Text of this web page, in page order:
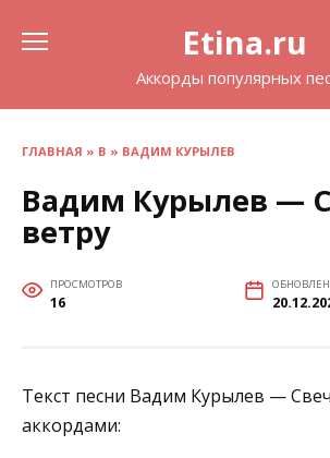
Etina.ru
Аккорды популярных
ГЛАВНАЯ » В » ВАДИМ КУРЫЛЕВ
Вадим Курылев —
ветру
ПРОСМОТРОВ
16
Текст песни Вадим Курылев —
аккордами: